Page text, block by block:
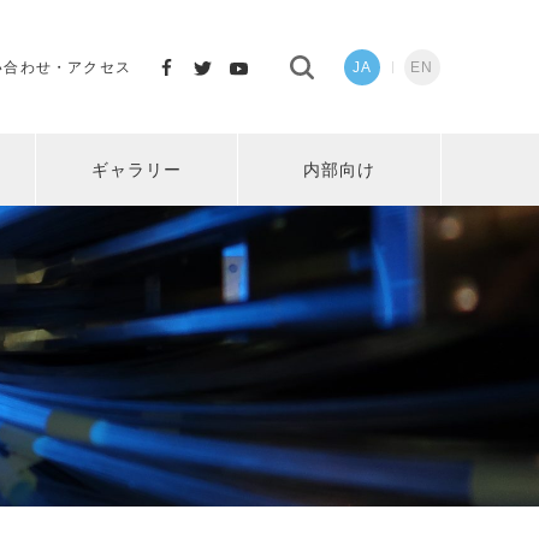
わせ・アクセス JA EN
ギャラリー 内部向け